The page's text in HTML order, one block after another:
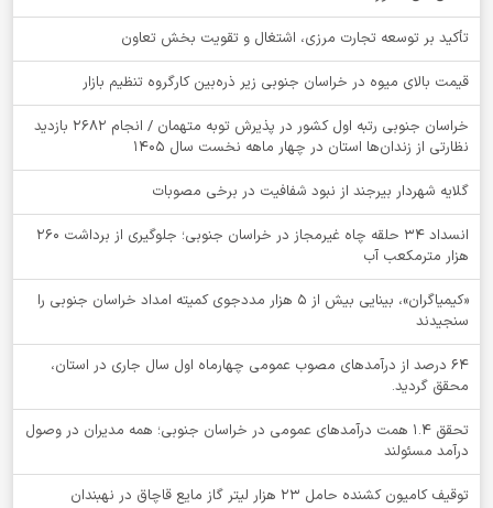
تأکید بر توسعه تجارت مرزی، اشتغال و تقویت بخش تعاون
قیمت بالای میوه در خراسان جنوبی زیر ذره‌بین کارگروه تنظیم بازار
خراسان جنوبی رتبه اول کشور در پذیرش توبه متهمان / انجام ۲۶۸۲ بازدید
نظارتی از زندان‌ها استان در چهار ماهه نخست سال 1405
گلایه شهردار بیرجند از نبود شفافیت در برخی مصوبات
انسداد ۳۴ حلقه چاه غیرمجاز در خراسان جنوبی؛ جلوگیری از برداشت ۲۶۰
هزار مترمکعب آب
«کیمیاگران»، بینایی بیش از ۵ هزار مددجوی کمیته امداد خراسان جنوبی را
سنجیدند
64 درصد از درآمدهای مصوب عمومی چهارماه اول سال جاری در استان،
محقق گردید.
تحقق ۱.۴ همت درآمدهای عمومی در خراسان جنوبی؛ همه مدیران در وصول
درآمد مسئولند
توقيف کامیون کشنده حامل 23 هزار لیتر گاز مایع قاچاق در نهبندان